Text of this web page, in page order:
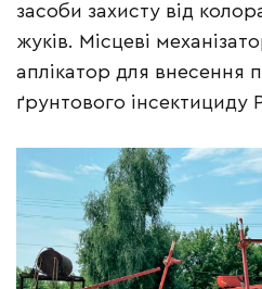
засоби захисту від
жуків. Місцеві
аплікатор для внесення
ґрунтового інсектициду